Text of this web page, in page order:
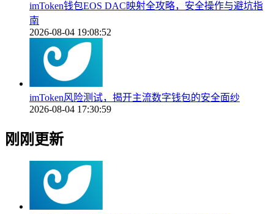
imToken钱包EOS DAC映射全攻略，安全操作与避坑指
南
2026-08-04 19:08:52
imToken风险测试，揭开主流数字钱包的安全面纱
2026-08-04 17:30:59
刚刚更新